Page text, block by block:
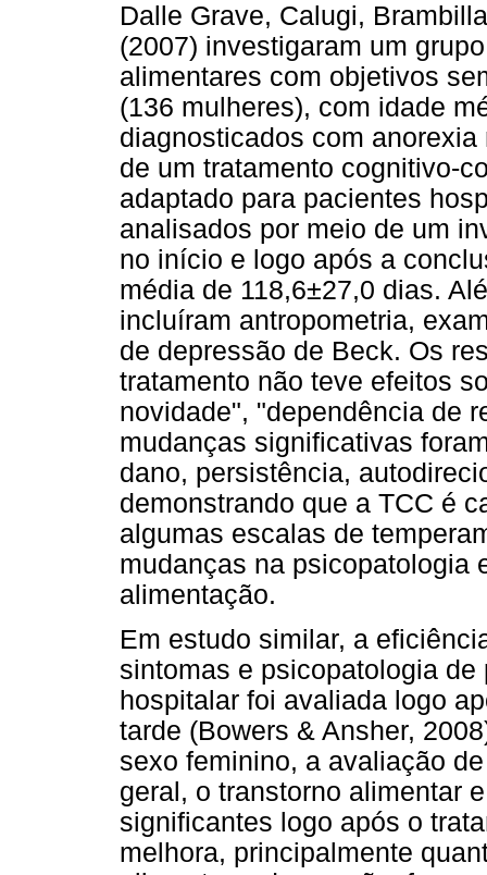
Dalle Grave, Calugi,
(2007) investigaram um
alimentares com objetivos
(136 mulheres), com idade
diagnosticados com
de um tratamento cognitivo-
adaptado para pacientes
analisados por meio de um
no início e logo após a
média de 118,6±27,0 dias.
incluíram antropometria,
de depressão de Beck. Os
tratamento não teve efeitos
novidade", "dependência de
mudanças significativas
dano, persistência,
demonstrando que a TCC é
algumas escalas de
mudanças na psicopatologia
alimentação.
Em estudo similar, a
sintomas e psicopatologia
hospitalar foi avaliada logo
tarde (Bowers & Ansher,
sexo feminino, a avaliação
geral, o transtorno alimentar
significantes logo após o
melhora, principalmente